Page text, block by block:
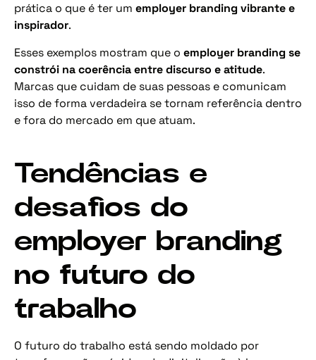
prática o que é ter um employer branding vibrante e
inspirador.
Esses exemplos mostram que o employer branding se
constrói na coerência entre discurso e atitude.
Marcas que cuidam de suas pessoas e comunicam
isso de forma verdadeira se tornam referência dentro
e fora do mercado em que atuam.
Tendências e
desafios do
employer branding
no futuro do
trabalho
O futuro do trabalho está sendo moldado por